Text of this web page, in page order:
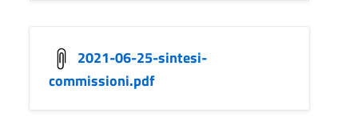
2021-06-25-sintesi-
commissioni.pdf